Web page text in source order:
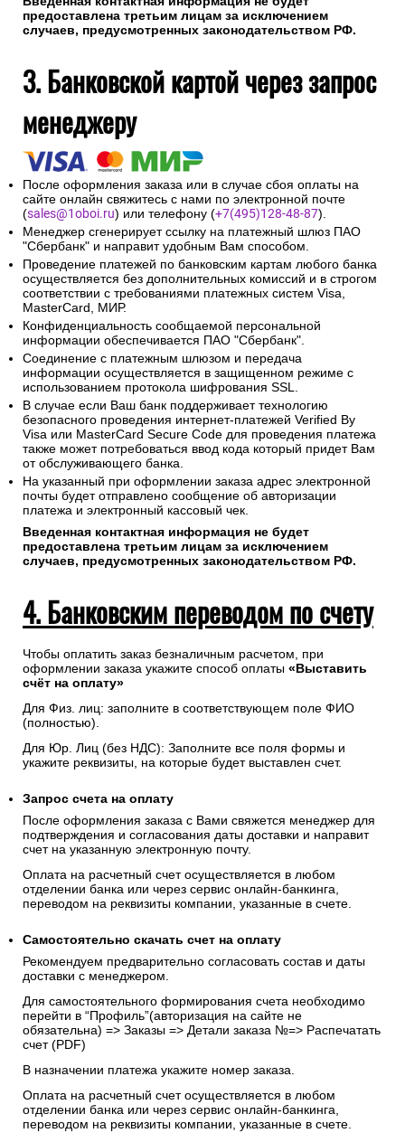
предоставлена третьим лицам за исключением
случаев, предусмотренных законодательством РФ.
3. Банковской картой через запрос
менеджеру
После оформления заказа или в случае сбоя оплаты на
сайте онлайн свяжитесь с нами по электронной почте
(sales@1oboi.ru) или телефону (+7(495)128-48-87).
Менеджер сгенерирует ссылку на платежный шлюз ПАО
"Сбербанк" и направит удобным Вам способом.
Проведение платежей по банковским картам любого банка
осуществляется без дополнительных комиссий и в строгом
соответствии с требованиями платежных систем Visa,
MasterCard, МИР.
Конфиденциальность сообщаемой персональной
информации обеспечивается ПАО "Сбербанк".
Соединение с платежным шлюзом и передача
информации осуществляется в защищенном режиме с
использованием протокола шифрования SSL.
В случае если Ваш банк поддерживает технологию
безопасного проведения интернет-платежей Verified By
Visa или MasterCard Secure Code для проведения платежа
также может потребоваться ввод кода который придет Вам
от обслуживающего банка.
На указанный при оформлении заказа адрес электронной
почты будет отправлено сообщение об авторизации
платежа и электронный кассовый чек.
Введенная контактная информация не будет
предоставлена третьим лицам за исключением
случаев, предусмотренных законодательством РФ.
4. Банковским переводом по счету
Чтобы оплатить заказ безналичным расчетом, при
оформлении заказа укажите способ оплаты «Выставить
счёт на оплату»
Для Физ. лиц: заполните в соответствующем поле ФИО
(полностью).
Для Юр. Лиц (без НДС): Заполните все поля формы и
укажите реквизиты, на которые будет выставлен счет.
Запрос счета на оплату
После оформления заказа с Вами свяжется менеджер для
подтверждения и согласования даты доставки и направит
счет на указанную электронную почту.
Оплата на расчетный счет осуществляется в любом
отделении банка или через сервис онлайн-банкинга,
переводом на реквизиты компании, указанные в счете.
Самостоятельно скачать счет на оплату
Рекомендуем предварительно согласовать состав и даты
доставки с менеджером.
Для самостоятельного формирования счета необходимо
перейти в “Профиль”(авторизация на сайте не
обязательна) => Заказы => Детали заказа №=> Распечатать
счет (PDF)
В назначении платежа укажите номер заказа.
Оплата на расчетный счет осуществляется в любом
отделении банка или через сервис онлайн-банкинга,
переводом на реквизиты компании, указанные в счете.